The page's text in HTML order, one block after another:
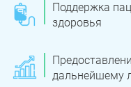
Поддержка
здоровья
дальнейшему